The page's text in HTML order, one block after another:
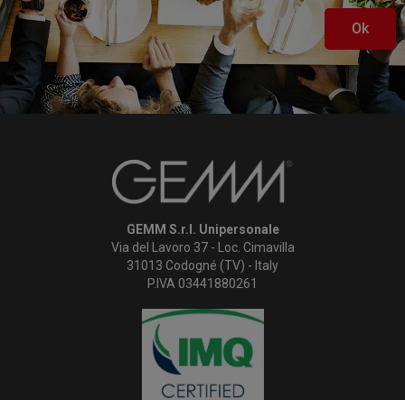
Ok
GEMM S.r.l. Unipersonale
Via del Lavoro 37 - Loc. Cimavilla
31013 Codogné (TV) - Italy
P.IVA 03441880261